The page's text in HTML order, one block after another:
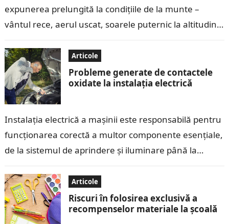
expunerea prelungită la condițiile de la munte –
vântul rece, aerul uscat, soarele puternic la altitudini
Articole
Probleme generate de contactele
oxidate la instalația electrică
Instalația electrică a mașinii este responsabilă pentru
funcționarea corectă a multor componente esențiale,
de la sistemul de aprindere și iluminare până la
electrice, care…
Articole
Riscuri în folosirea exclusivă a
recompenselor materiale la școală